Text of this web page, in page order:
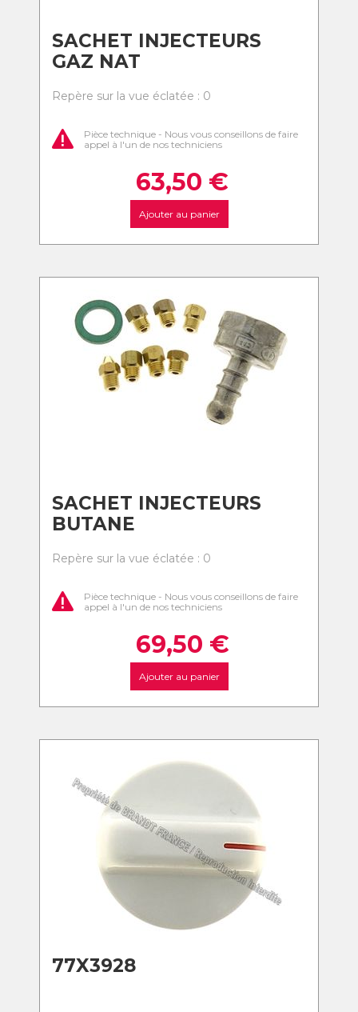
SACHET INJECTEURS
GAZ NAT
Repère sur la vue éclatée : 0
Pièce technique - Nous vous conseillons de faire
appel à l'un de nos techniciens
63,50 €
Ajouter au panier
SACHET INJECTEURS
BUTANE
Repère sur la vue éclatée : 0
Pièce technique - Nous vous conseillons de faire
appel à l'un de nos techniciens
69,50 €
Ajouter au panier
77X3928